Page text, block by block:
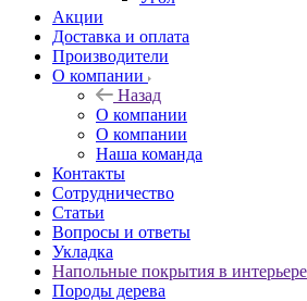
Акции
Доставка и оплата
Производители
О компании
Назад
О компании
О компании
Наша команда
Контакты
Сотрудничество
Статьи
Вопросы и ответы
Укладка
Напольные покрытия в интерьере
Породы дерева